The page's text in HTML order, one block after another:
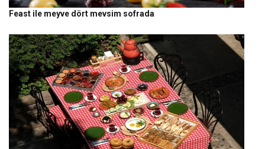
Feast ile meyve dört mevsim sofrada